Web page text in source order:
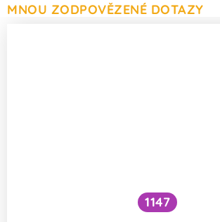
MNOU ZODPOVĚZENÉ DOTAZY
1147